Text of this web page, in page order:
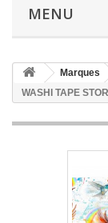
MENU
Marques
WASHI TAPE